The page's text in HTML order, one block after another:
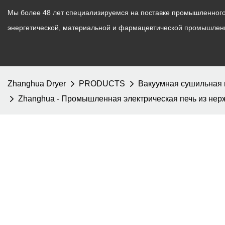
Мы более 48 лет специализируемся на поставке
энергетической, материальной и фармацевтической
Zhanghua Dryer PRODUCTS
Вакуумная
Zhanghua - Промышленная электрическая печь из